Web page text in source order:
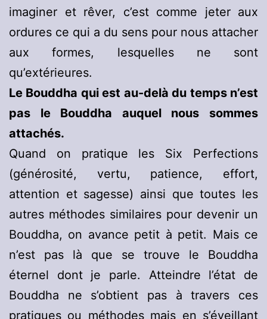
imaginer et rêver, c’est comme jeter aux
ordures ce qui a du sens pour nous attacher
aux formes, lesquelles ne sont
qu’extérieures.
Le Bouddha qui est au-delà du temps n’est
pas le Bouddha auquel nous sommes
attachés.
Quand on pratique les Six Perfections
(générosité, vertu, patience, effort,
attention et sagesse) ainsi que toutes les
autres méthodes similaires pour devenir un
Bouddha, on avance petit à petit. Mais ce
n’est pas là que se trouve le Bouddha
éternel dont je parle. Atteindre l’état de
Bouddha ne s’obtient pas à travers ces
pratiques ou méthodes mais en s’éveillant